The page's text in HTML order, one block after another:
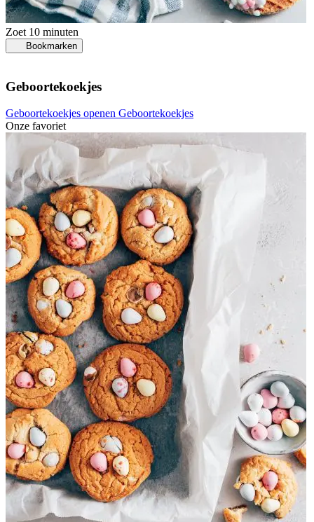
Zoet 10 minuten
Bookmarken
Geboortekoekjes
Geboortekoekjes openen Geboortekoekjes
Onze favoriet